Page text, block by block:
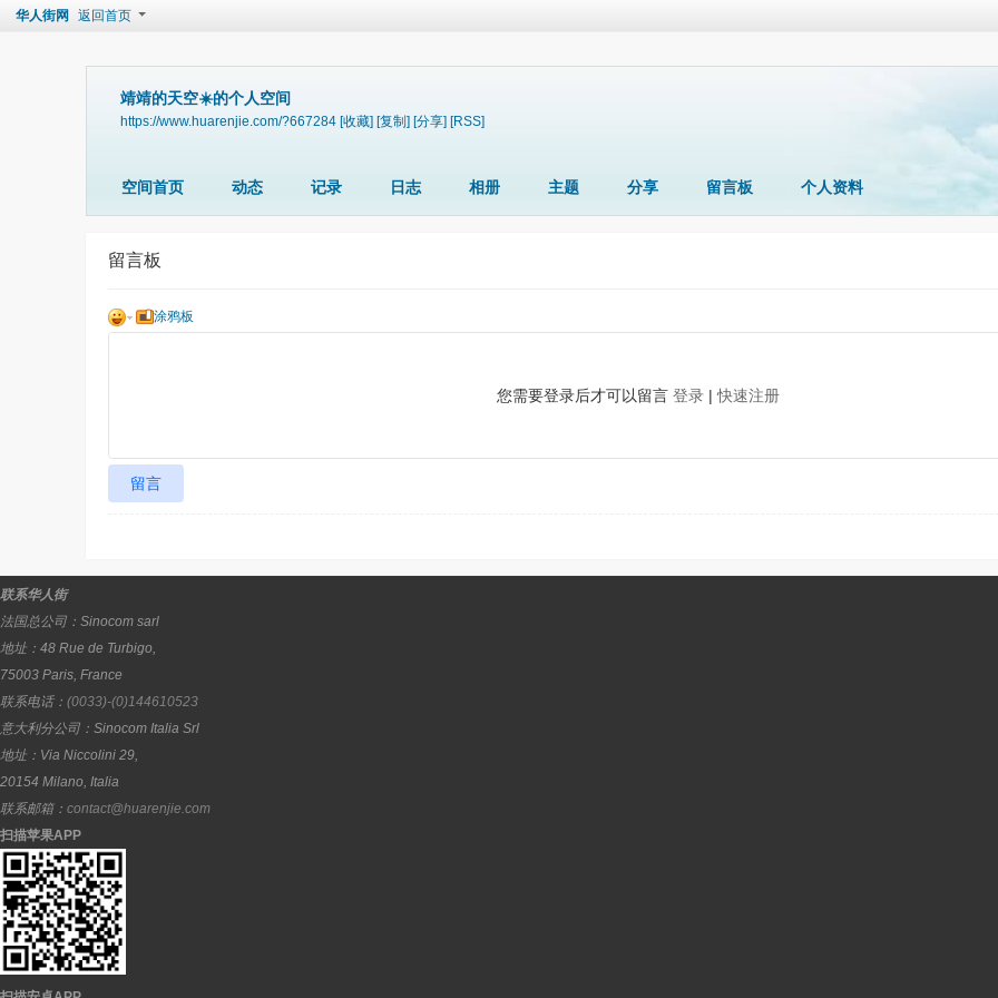
华人街网 返回首页
靖靖的天空☀️的个人空间
https://www.huarenjie.com/?667284 [收藏] [复制] [分享] [RSS]
空间首页 动态 记录 日志 相册 主题 分享 留言板 个人资料
留言板
涂鸦板
您需要登录后才可以留言登录 |快速注册
留言
联系华人街
法国总公司： Sinocom sarl
地址： 48 Rue de Turbigo,
75003 Paris, France
联系电话： (0033)-(0)144610523
意大利分公司： Sinocom Italia Srl
地址： Via Niccolini 29,
20154 Milano, Italia
联系邮箱： contact@huarenjie.com
扫描苹果APP